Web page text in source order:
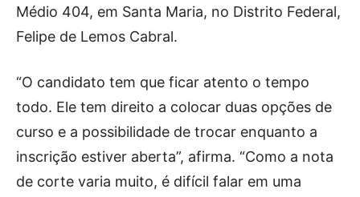
Médio 404, em Santa Maria, no Distrito Federal,
Felipe de Lemos Cabral.
“O candidato tem que ficar atento o tempo
todo. Ele tem direito a colocar duas opções de
curso e a possibilidade de trocar enquanto a
inscrição estiver aberta”, afirma. “Como a nota
de corte varia muito, é difícil falar em uma